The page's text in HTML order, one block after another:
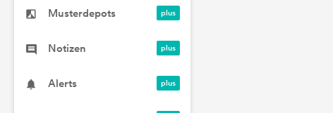
Musterdepots
Notizen
Alerts